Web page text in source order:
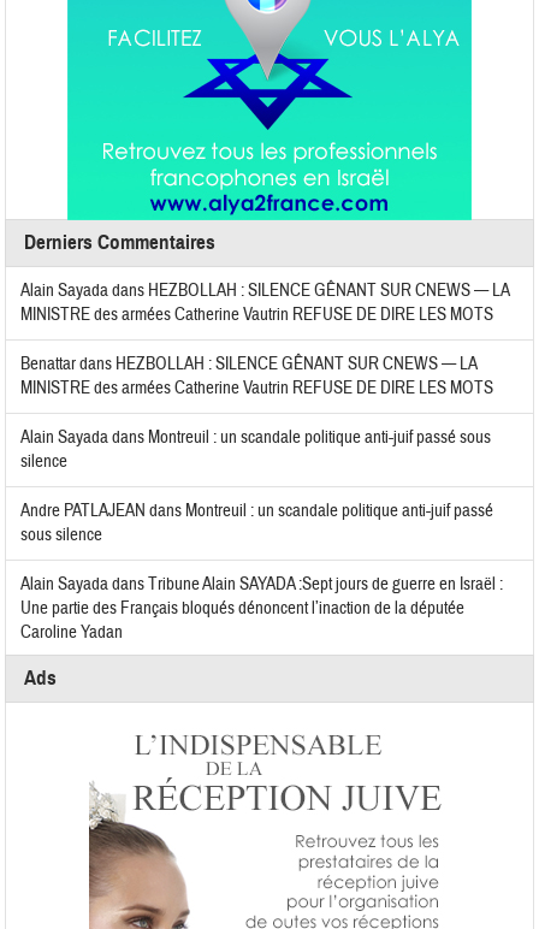
Derniers Commentaires
Alain Sayadadans HEZBOLLAH : SILENCE GÊNANT SUR CNEWS — LA
MINISTRE des armées Catherine Vautrin REFUSE DE DIRE LES MOTS
Benattardans HEZBOLLAH : SILENCE GÊNANT SUR CNEWS — LA
MINISTRE des armées Catherine Vautrin REFUSE DE DIRE LES MOTS
Alain Sayadadans Montreuil : un scandale politique anti-juif passé sous
silence
Andre PATLAJEAN dans Montreuil : un scandale politique anti-juif passé
sous silence
Alain SayadadansTribune Alain SAYADA :Sept jours de guerre en Israël :
Une partie des Français bloqués dénoncent l’inaction de la députée
Caroline Yadan
Ads